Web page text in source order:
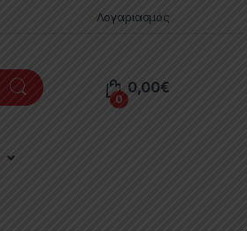
Λογαριασμός
0
0,00€